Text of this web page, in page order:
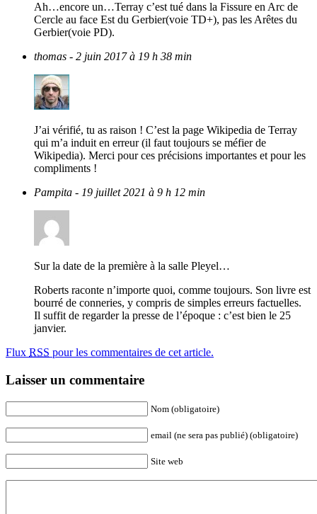
Ah…encore un…Terray c’est tué dans la Fissure en Arc de
Cercle au face Est du Gerbier(voie TD+), pas les Arêtes du
Gerbier(voie PD).
thomas - 2 juin 2017 à 19 h 38 min
J’ai vérifié, tu as raison ! C’est la page Wikipedia de Terray
qui m’a induit en erreur (il faut toujours se méfier de
Wikipedia). Merci pour ces précisions importantes et pour les
compliments !
Pampita - 19 juillet 2021 à 9 h 12 min
Sur la date de la première à la salle Pleyel…
Roberts raconte n’importe quoi, comme toujours. Son livre est
bourré de conneries, y compris de simples erreurs factuelles.
Il suffit de regarder la presse de l’époque : c’est bien le 25
janvier.
Flux RSS pour les commentaires de cet article.
Laisser un commentaire
Nom (obligatoire)
email (ne sera pas publié) (obligatoire)
Site web